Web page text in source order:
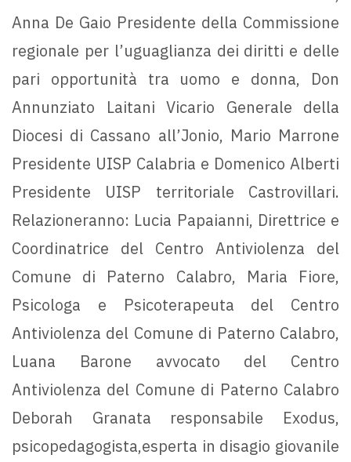
Anna De Gaio Presidente della Commissione
regionale per l’uguaglianza dei diritti e delle
pari opportunità tra uomo e donna, Don
Annunziato Laitani Vicario Generale della
Diocesi di Cassano all’Jonio, Mario Marrone
Presidente UISP Calabria e Domenico Alberti
Presidente UISP territoriale Castrovillari.
Relazioneranno: Lucia Papaianni, Direttrice e
Coordinatrice del Centro Antiviolenza del
Comune di Paterno Calabro, Maria Fiore,
Psicologa e Psicoterapeuta del Centro
Antiviolenza del Comune di Paterno Calabro,
Luana Barone avvocato del Centro
Antiviolenza del Comune di Paterno Calabro
Deborah Granata responsabile Exodus,
psicopedagogista,esperta in disagio giovanile